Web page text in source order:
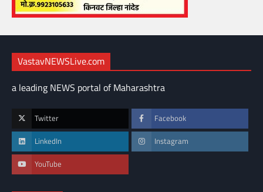
VastavNEWSLive.com
a leading NEWS portal of Maharashtra
Twitter Facebook
LinkedIn Instagram
YouTube